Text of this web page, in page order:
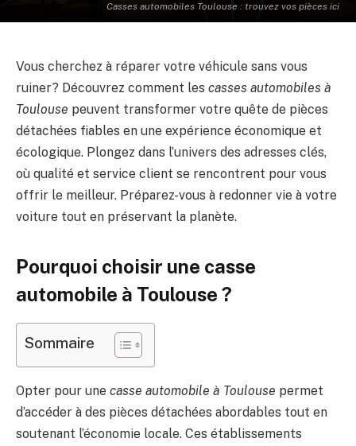
Casses automobiles Toulouse : trouvez vos pièces ici
Vous cherchez à réparer votre véhicule sans vous
ruiner? Découvrez comment les casses automobiles à
Toulouse peuvent transformer votre quête de pièces
détachées fiables en une expérience économique et
écologique. Plongez dans l’univers des adresses clés,
où qualité et service client se rencontrent pour vous
offrir le meilleur. Préparez-vous à redonner vie à votre
voiture tout en préservant la planète.
Pourquoi choisir une casse
automobile à Toulouse ?
Sommaire
Opter pour une casse automobile à Toulouse permet
d’accéder à des pièces détachées abordables tout en
soutenant l’économie locale. Ces établissements